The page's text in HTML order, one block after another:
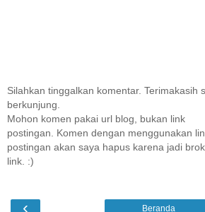
Silahkan tinggalkan komentar. Terimakasih
berkunjung.
Mohon komen pakai url blog, bukan link
postingan. Komen dengan menggunakan
postingan akan saya hapus karena jadi
link. :)
‹ Beranda